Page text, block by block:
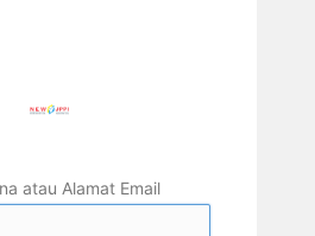
atau Alamat Email